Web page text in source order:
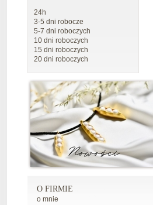
24h
3-5 dni robocze
5-7 dni roboczych
10 dni roboczych
15 dni roboczych
20 dni roboczych
O FIRMIE
o mnie